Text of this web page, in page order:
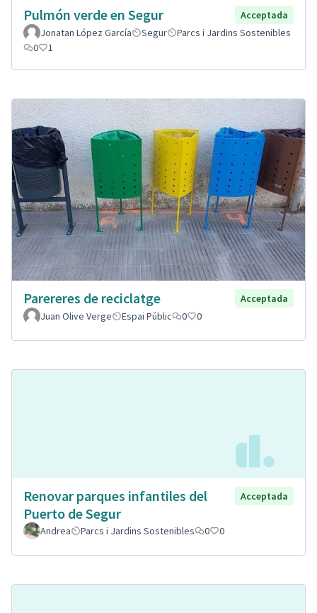
Pulmón verde en Segur
Acceptada
Jonatan López García
Segur
Parcs i Jardins Sostenibles
0
1
Parereres de reciclatge
Acceptada
Juan Olive Verge
Espai Públic 0 0
Renovar parques infantiles del
Puerto de Segur
Acceptada
Andrea Parcs i Jardins Sostenibles 0 0